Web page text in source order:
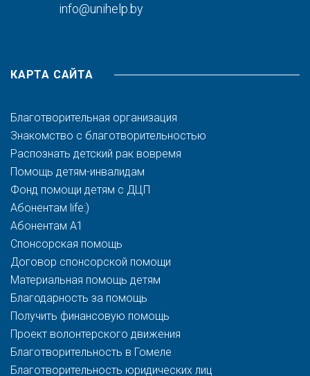
info@unihelp.by
КАРТА САЙТА
Благотворительная организация
Знакомство с благотворительностью
Распознать детский рак вовремя
Помощь детям-инвалидам
Фонд помощи детям с ДЦП
Абонентам life:)
Абонентам A1
Спонсорская помощь
Договор спонсорской помощи
Материальная помощь детям
Благодарность за помощь
Получить финансовую помощь
Проект волонтерского движения
Благотворительность в Гомеле
Благотворительность юридических лиц